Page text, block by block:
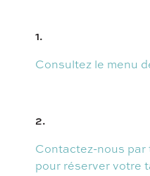
1.
Consultez le menu
2.
Contactez-nous par
pour réserver votre